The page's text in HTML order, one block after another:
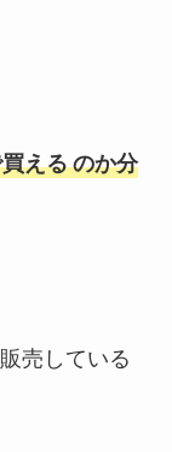
えるのか分
売している